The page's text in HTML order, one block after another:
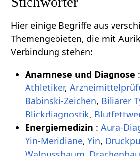
Hier einige Begriffe aus
Themengebieten, die mit
Verbindung stehen:
Anamnese und Diagnose :
Athletiker,
Babinski-Zeichen, Biliärer
Blickdiagnostik,
Energiemedizin : Aura-
Yin-Meridiane, Yin,